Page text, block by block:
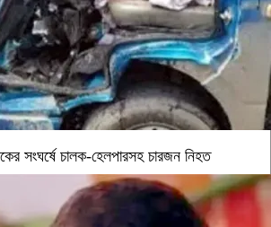
সংঘর্ষে চালক-হেলপারসহ চারজন নিহত